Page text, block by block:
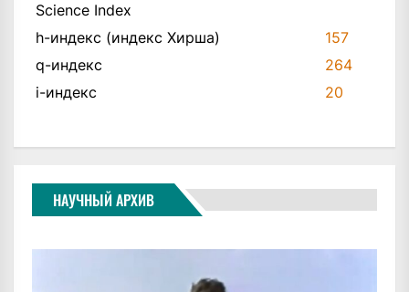
Science Index
h-индекс (индекс Хирша)
157
q-индекс
264
i-индекс
20
НАУЧНЫЙ АРХИВ